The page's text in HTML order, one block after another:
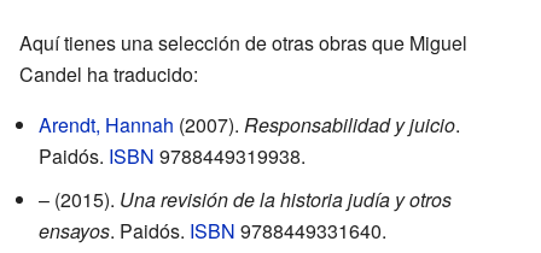
Aquí tienes una selección de otras obras que Miguel
Candel ha traducido:
Arendt, Hannah (2007). Responsabilidad y juicio.
Paidós. ISBN 9788449319938.
– (2015). Una revisión de la historia judía y otros
ensayos. Paidós. ISBN 9788449331640.